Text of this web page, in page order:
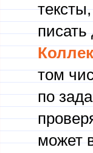
писать
том
по
может